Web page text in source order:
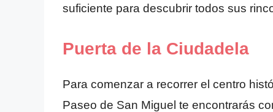
suficiente para descubrir todos sus
Puerta de la Ciudadela
Para comenzar a recorrer el centro
Paseo de San Miguel te encontrarás